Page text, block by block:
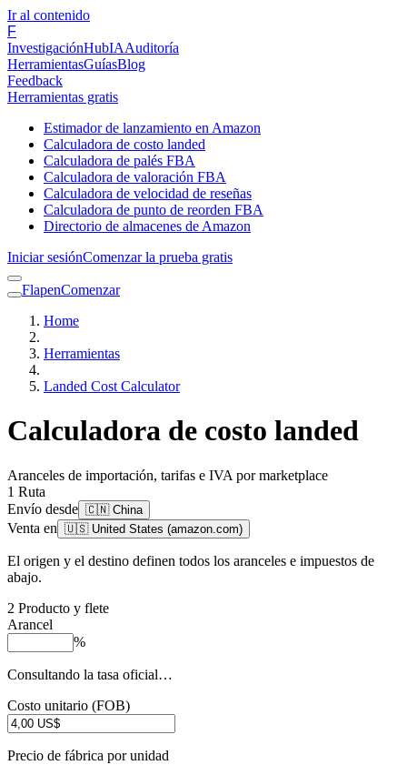
Ir al contenido
F
InvestigaciónHubIAAuditoría
HerramientasGuíasBlog
Feedback
Herramientas gratis
Estimador de lanzamiento en Amazon
Calculadora de costo landed
Calculadora de palés FBA
Calculadora de valoración FBA
Calculadora de velocidad de reseñas
Calculadora de punto de reorden FBA
Directorio de almacenes de Amazon
Iniciar sesiónComenzar la prueba gratis
FlapenComenzar
Home
Herramientas
Landed Cost Calculator
Calculadora de costo landed
Aranceles de importación, tarifas e IVA por marketplace
1 Ruta
Envío desde 🇨🇳 China
Venta en 🇺🇸 United States (amazon.com)
El origen y el destino definen todos los aranceles e impuestos de
abajo.
2 Producto y flete
Arancel
%
Consultando la tasa oficial…
Costo unitario (FOB)
Precio de fábrica por unidad